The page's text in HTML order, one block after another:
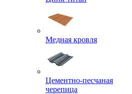
Медная кровля
Цементно-песчаная
черепица